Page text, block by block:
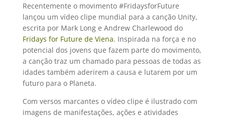
Recentemente o movimento #FridaysforFuture
lançou um vídeo clipe mundial para a canção Unity,
escrita por Mark Long e Andrew Charlewood do
Fridays for Future de Viena. Inspirada na força e no
potencial dos jovens que fazem parte do movimento,
a canção traz um chamado para pessoas de todas as
idades também aderirem a causa e lutarem por um
futuro para o Planeta.
Com versos marcantes o vídeo clipe é ilustrado com
imagens de manifestações, ações e atividades